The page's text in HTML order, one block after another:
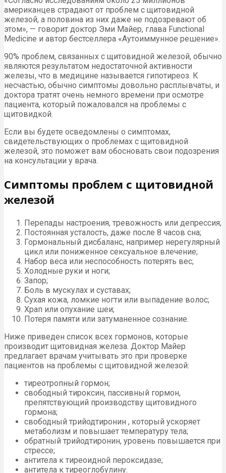
американцев страдают от проблем с щитовидной
железой, а половина из них даже не подозревают об
этом», — говорит доктор Эми Майер, глава Functional
Medicine и автор бестселлера «Аутоиммунное решение».
90% проблем, связанных с щитовидной железой, обычно
являются результатом недостаточной активности
железы, что в медицине называется гипотиреоз. К
несчастью, обычно симптомы довольно расплывчаты, и
доктора тратят очень немного времени при осмотре
пациента, который пожаловался на проблемы с
щитовидкой.
Если вы будете осведомлены о симптомах,
свидетельствующих о проблемах с щитовидной
железой, это поможет вам обосновать свои подозрения
на консультации у врача.
Симптомы проблем с щитовидной
железой
Перепады настроения, тревожность или депрессия;
Постоянная усталость, даже после 8 часов сна;
Гормональный дисбаланс, например нерегулярный
цикл или пониженное сексуальное влечение;
Набор веса или неспособность потерять вес;
Холодные руки и ноги;
Запор;
Боль в мускулах и суставах;
Сухая кожа, ломкие ногти или выпадение волос;
Храп или опухание шеи;
Потеря памяти или затуманенное сознание.
Ниже приведен список всех гормонов, которые
производит щитовидная железа. Доктор Майер
предлагает врачам учитывать это при проверке
пациентов на проблемы с щитовидной железой:
тиреотропный гормон;
свободный тироксин, пассивный гормон,
препятствующий производству щитовидного
гормона;
свободный трийодтиронин , который ускоряет
метаболизм и повышает температуру тела;
обратный трийодтиронин, уровень повышается при
стрессе;
антитела к тиреоидной пероксидазе;
антитела к тиреоглобулину.